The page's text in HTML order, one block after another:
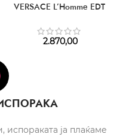
VERSACE L’Homme EDT
2.870,00
испораката ја плаќаме